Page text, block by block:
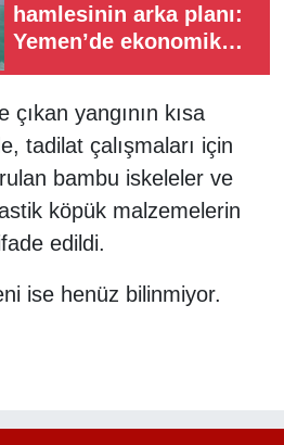
hamlesinin arka planı:
Yemen’de ekonomik
yangının kısa
tadilat çalışmaları için
bambu iskeleler ve
köpük malzemelerin
edildi.
ise henüz bilinmiyor.